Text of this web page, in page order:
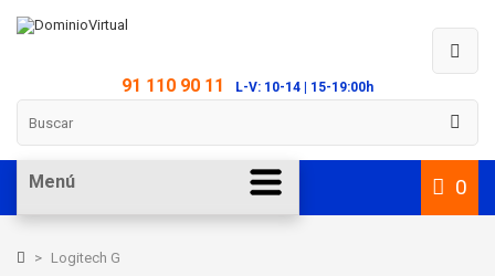
91 110 90 11 L-V: 10-14 | 15-19:00h
0
Menú
> Logitech G